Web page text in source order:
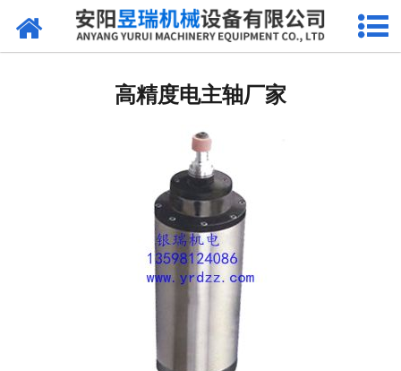
网站首页
高精度电主轴厂家